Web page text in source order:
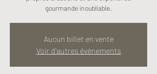
gourmande inoubliable.
Aucun billet en vente
Voir d'autres événements